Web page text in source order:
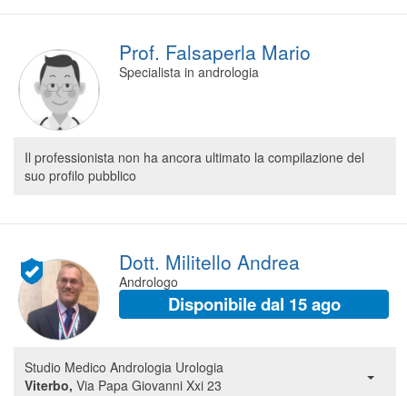
Prof. Falsaperla Mario
Specialista in andrologia
Il professionista non ha ancora ultimato la compilazione del
suo profilo pubblico
Dott. Militello Andrea
Andrologo
Disponibile dal 15 ago
Studio Medico Andrologia Urologia
Viterbo, Via Papa Giovanni Xxi 23